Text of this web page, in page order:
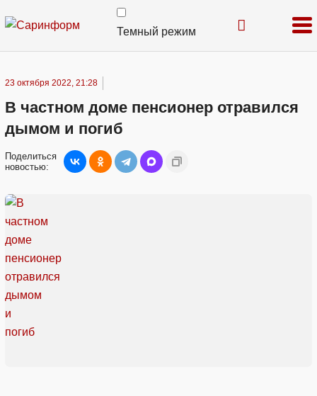
Темный режим
23 октября 2022, 21:28
В частном доме пенсионер отравился
дымом и погиб
Поделиться
новостью: